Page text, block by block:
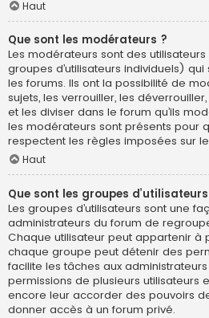
Haut
Que sont les modérateurs ?
Les modérateurs sont des
groupes d’utilisateurs individuels)
les forums. Ils ont la possibilité de
sujets, les verrouiller, les
et les diviser dans le forum qu’ils
les modérateurs sont présents pour
respectent les règles imposées sur
Haut
Que sont les groupes
Les groupes d’utilisateurs sont une
administrateurs du forum de
Chaque utilisateur peut appartenir à
chaque groupe peut détenir des
facilite les tâches aux
permissions de plusieurs utilisateurs
encore leur accorder des pouvoirs
donner accès à un forum privé.